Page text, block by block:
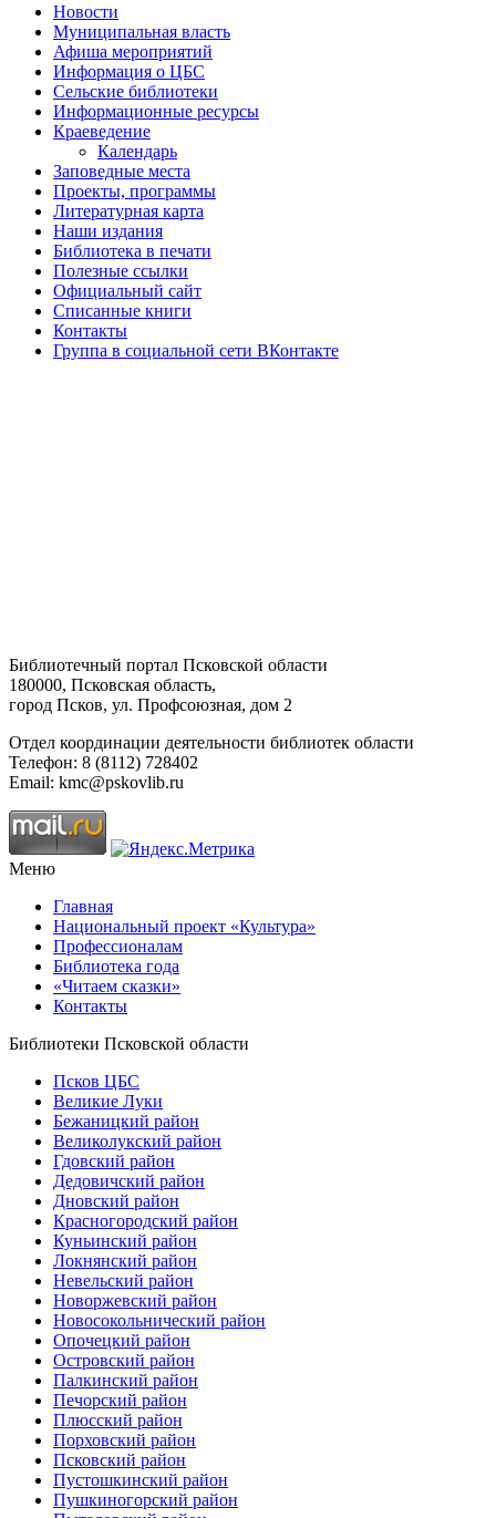
Новости
Муниципальная власть
Афиша мероприятий
Информация о ЦБС
Сельские библиотеки
Информационные ресурсы
Краеведение
Календарь
Заповедные места
Проекты, программы
Литературная карта
Наши издания
Библиотека в печати
Полезные ссылки
Официальный сайт
Списанные книги
Контакты
Группа в социальной сети ВКонтакте
Библиотечный портал Псковской области
180000, Псковская область,
город Псков, ул. Профсоюзная, дом 2
Отдел координации деятельности библиотек области
Телефон: 8 (8112) 728402
Email: kmc@pskovlib.ru
Меню
Главная
Национальный проект «Культура»
Профессионалам
Библиотека года
«Читаем сказки»
Контакты
Библиотеки Псковской области
Псков ЦБС
Великие Луки
Бежаницкий район
Великолукский район
Гдовский район
Дедовичский район
Дновский район
Красногородский район
Куньинский район
Локнянский район
Невельский район
Новоржевский район
Новосокольнический район
Опочецкий район
Островский район
Палкинский район
Печорский район
Плюсский район
Порховский район
Псковский район
Пустошкинский район
Пушкиногорский район